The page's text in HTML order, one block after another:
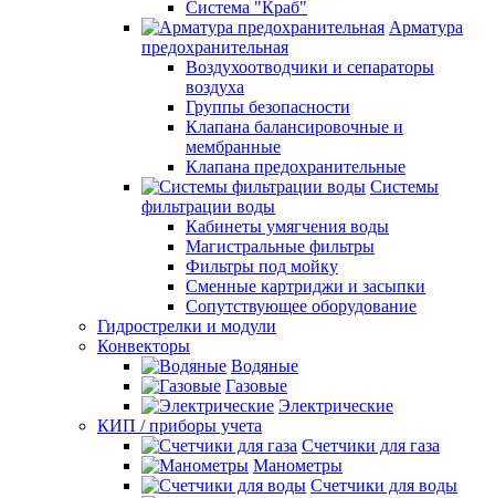
Система "Краб"
Арматура
предохранительная
Воздухоотводчики и сепараторы
воздуха
Группы безопасности
Клапана балансировочные и
мембранные
Клапана предохранительные
Системы
фильтрации воды
Кабинеты умягчения воды
Магистральные фильтры
Фильтры под мойку
Сменные картриджи и засыпки
Сопутствующее оборудование
Гидрострелки и модули
Конвекторы
Водяные
Газовые
Электрические
КИП / приборы учета
Счетчики для газа
Манометры
Счетчики для воды